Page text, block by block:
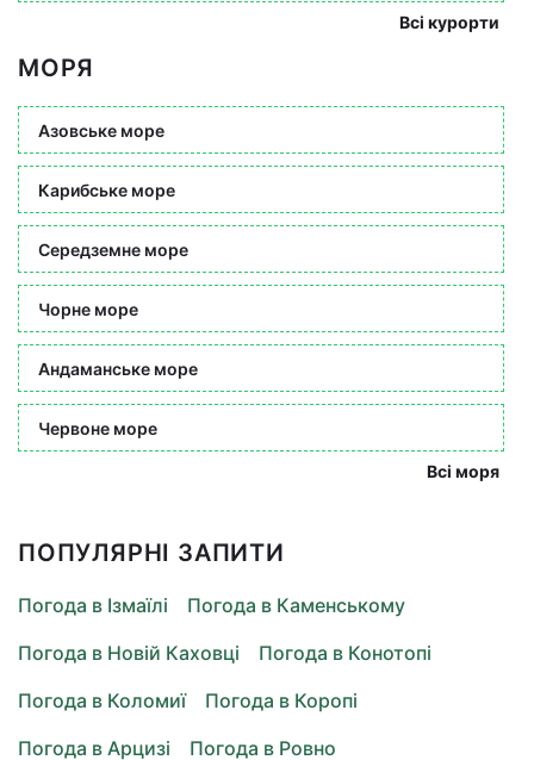
Всі курорти
МОРЯ
Азовське море
Карибське море
Середземне море
Чорне море
Андаманське море
Червоне море
Всі моря
ПОПУЛЯРНІ ЗАПИТИ
Погода в Ізмаїлі
Погода в Каменському
Погода в Новій Каховці
Погода в Конотопі
Погода в Коломиї
Погода в Коропі
Погода в Арцизі
Погода в Ровно